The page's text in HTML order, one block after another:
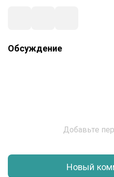
Обсуждение
Добавьте
Новый